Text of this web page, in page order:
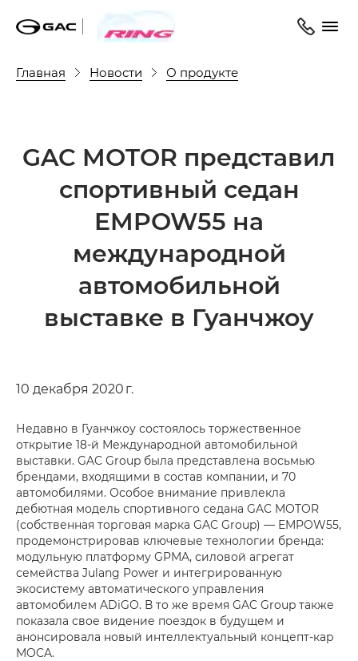
Главная Новости О продукте
GAC MOTOR представил
спортивный седан
EMPOW55 на
международной
автомобильной
выставке в Гуанчжоу
10 декабря 2020 г.
Недавно в Гуанчжоу состоялось торжественное
открытие 18-й Международной автомобильной
выставки. GAC Group была представлена восьмью
брендами, входящими в состав компании, и 70
автомобилями. Особое внимание привлекла
дебютная модель спортивного седана GAC MOTOR
(собственная торговая марка GAC Group) — EMPOW55,
продемонстрировав ключевые технологии бренда:
модульную платформу GPMA, силовой агрегат
семейства Julang Power и интегрированную
экосистему автоматического управления
автомобилем ADiGO. В то же время GAC Group также
показала свое видение поездок в будущем и
анонсировала новый интеллектуальный концепт-кар
MOCA.